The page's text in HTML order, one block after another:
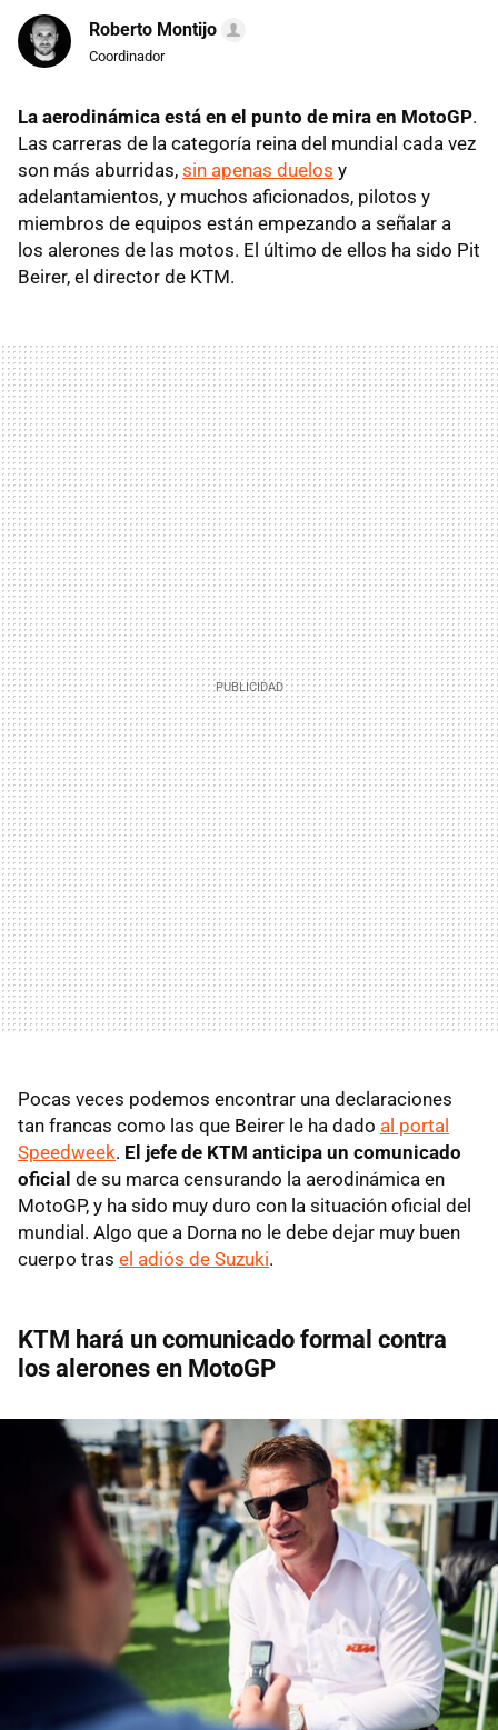
Roberto Montijo
Coordinador
La aerodinámica está en el punto de mira en MotoGP.
Las carreras de la categoría reina del mundial cada vez
son más aburridas, sin apenas duelos y
adelantamientos, y muchos aficionados, pilotos y
miembros de equipos están empezando a señalar a
los alerones de las motos. El último de ellos ha sido Pit
Beirer, el director de KTM.
Pocas veces podemos encontrar una declaraciones
tan francas como las que Beirer le ha dado al portal
Speedweek. El jefe de KTM anticipa un comunicado
oficial de su marca censurando la aerodinámica en
MotoGP, y ha sido muy duro con la situación oficial del
mundial. Algo que a Dorna no le debe dejar muy buen
cuerpo tras el adiós de Suzuki.
KTM hará un comunicado formal contra
los alerones en MotoGP